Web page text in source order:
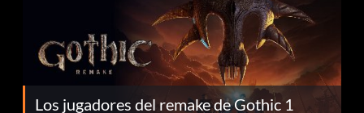
Los jugadores del remake de Gothic 1